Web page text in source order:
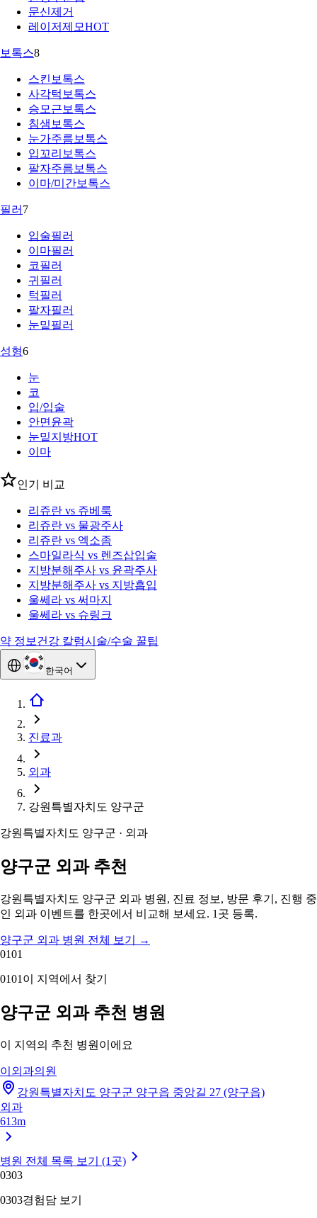
문신제거
레이저제모HOT
보톡스8
스킨보톡스
사각턱보톡스
승모근보톡스
침샘보톡스
눈가주름보톡스
입꼬리보톡스
팔자주름보톡스
이마/미간보톡스
필러 7
입술필러
이마필러
코필러
귀필러
턱필러
팔자필러
눈밑필러
성형6
눈
코
입/입술
안면윤곽
눈밑지방HOT
이마
인기 비교
리쥬란 vs 쥬베룩
리쥬란 vs 물광주사
리쥬란 vs 엑소좀
스마일라식 vs 렌즈삽입술
지방분해주사 vs 윤곽주사
지방분해주사 vs 지방흡입
울쎄라 vs 써마지
울쎄라 vs 슈링크
약 정보 건강 칼럼시술/수술 꿀팁
한국어
진료과
외과
강원특별자치도 양구군
강원특별자치도 양구군 · 외과
양구군 외과 추천
강원특별자치도 양구군 외과 병원, 진료 정보, 방문 후기, 진행 중
인 외과 이벤트를 한곳에서 비교해 보세요. 1곳 등록.
양구군 외과 병원 전체 보기
→
0101
0101 이 지역에서 찾기
양구군 외과 추천 병원
이 지역의 추천 병원이에요
이외과의원
강원특별자치도 양구군 양구읍 중앙길 27 (양구읍)
외과
613m
병원 전체 목록 보기 (1곳)
0303
0303경험담 보기